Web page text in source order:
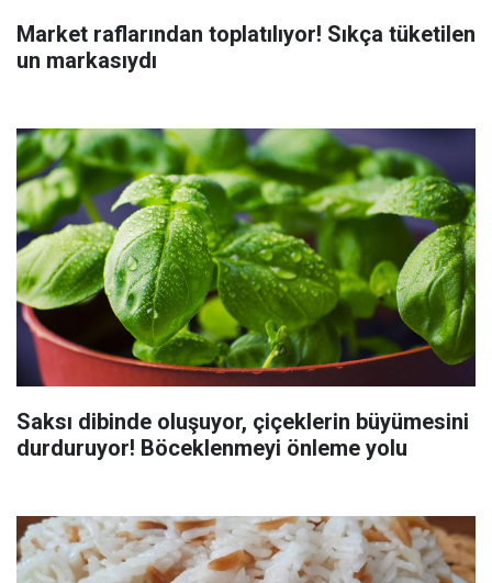
Market raflarından toplatılıyor! Sıkça tüketilen
un markasıydı
Saksı dibinde oluşuyor, çiçeklerin büyümesini
durduruyor! Böceklenmeyi önleme yolu